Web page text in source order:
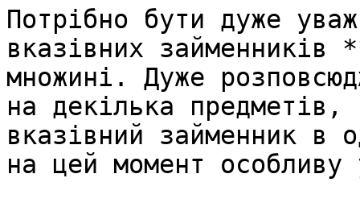
Потрібно бути дуже
вказівних
множині. Дуже
на декілька
вказівний займенник в
на цей момент особливу